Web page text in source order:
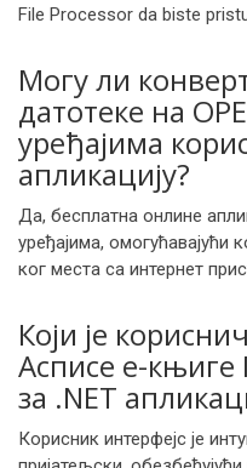
File Processor da biste
Могу ли
датотеке на
уређајима
апликацију?
Да, бесплатна онлине
уређајима,
ког места са интернет
Који је
Асписе е-књиге
за .NET
Корисник интерфејс је